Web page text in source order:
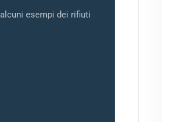
alcuni esempi dei rifiuti